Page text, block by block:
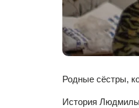
Родные сёстры,
История